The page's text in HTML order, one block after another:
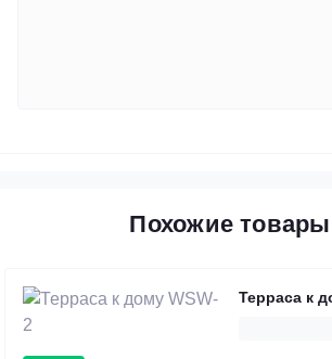
Похожие товары
Терраса к